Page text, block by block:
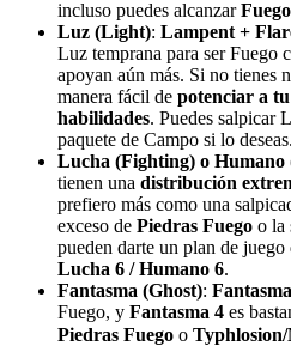
incluso puedes alcanzar
Luz (Light): Lampent +
Luz temprana para ser Fuego
apoyan aún más. Si no tienes
manera fácil de potenciar a
habilidades. Puedes salpicar
paquete de Campo si lo deseas.
Lucha (Fighting) o Humano
tienen una distribución
prefiero más como una
exceso de Piedras Fuego o la
pueden darte un plan de juego
Lucha 6 / Humano 6.
Fantasma (Ghost):
Fuego, y Fantasma 4 es
Piedras Fuego o